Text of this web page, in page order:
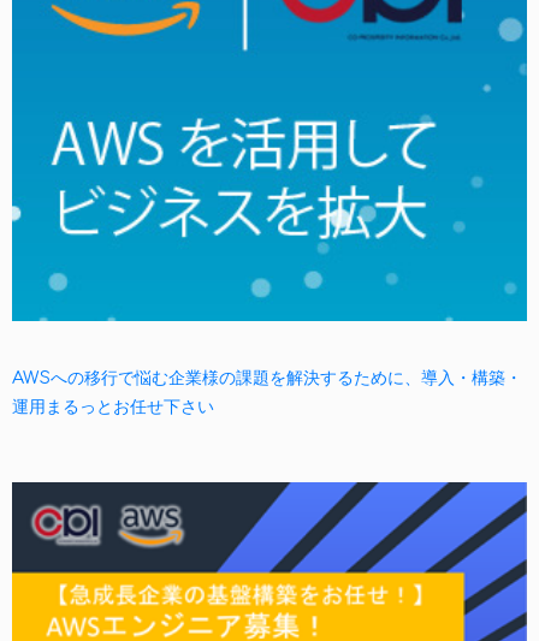
AWSへの移行で悩む企業様の課題を解決するために、導入・構築・
運用まるっとお任せ下さい